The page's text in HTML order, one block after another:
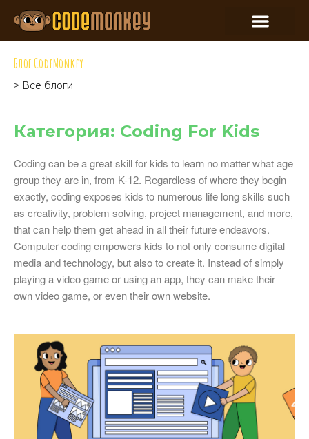
Блог CodeMonkey
> Все блоги
Категория: Coding For Kids
Coding can be a great skill for kids to learn no matter what age
group they are in, from K-12. Regardless of where they begin
exactly, coding exposes kids to numerous life long skills such
as creativity, problem solving, project management, and more,
that can help them get ahead in all their future endeavors.
Computer coding empowers kids to not only consume digital
media and technology, but also to create it. Instead of simply
playing a video game or using an app, they can make their
own video game, or even their own website.